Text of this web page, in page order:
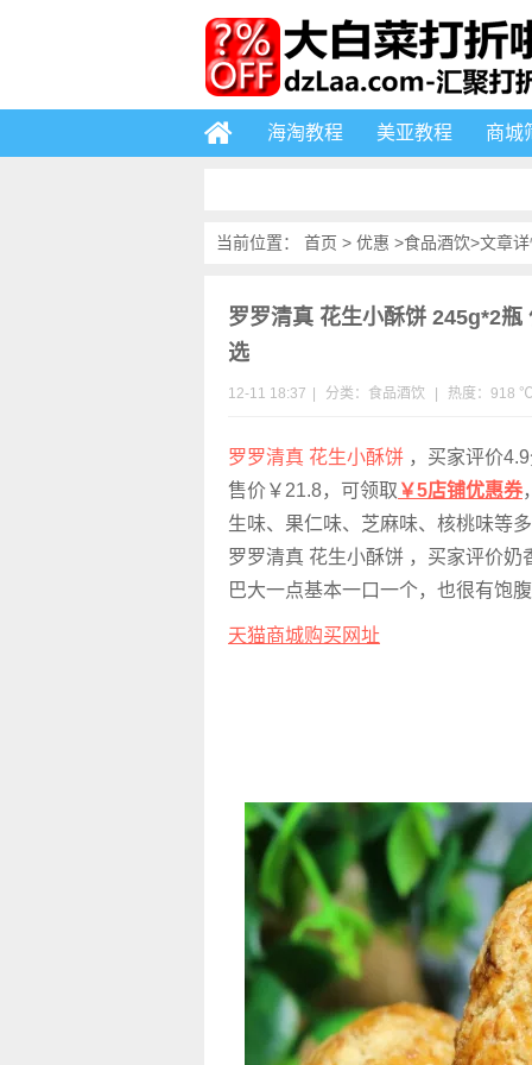
海淘教程 美亚教程 商城
当前位置： 首页 > 优惠 >食品酒饮>文章
罗罗清真 花生小酥饼 245g*2
选
12-11 18:37 分类： 食品酒饮 热度：918 ℃
罗罗清真 花生小酥饼 ，买家评价
售价￥21.8，可领取 ￥5店铺优惠券
生味、果仁味、芝麻味、核桃味等
罗罗清真 花生小酥饼 ，买家评价奶
巴大一点基本一口一个，也很有饱
天猫商城购买网址